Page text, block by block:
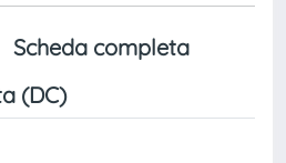
Scheda completa
(DC)